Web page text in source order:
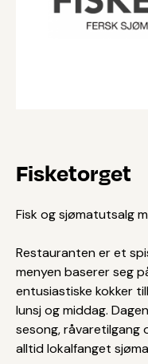
Fisketorget
Fisk og sjømatutsalg
Restauranten er et
menyen baserer seg
entusiastiske kokker
lunsj og middag.
sesong, råvaretilgang
alltid lokalfanget